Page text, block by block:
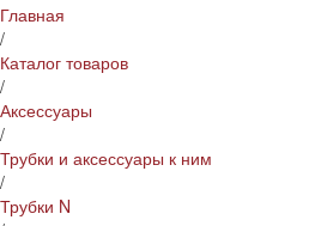
Главная
/
Каталог товаров
/
Аксессуары
/
Трубки и аксессуары к ним
/
Трубки N